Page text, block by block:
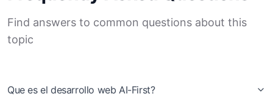
Find answers to common questions about this
topic
Que es el desarrollo web AI-First?